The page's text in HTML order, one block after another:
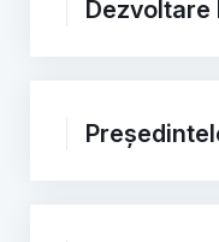
Dezvoltare